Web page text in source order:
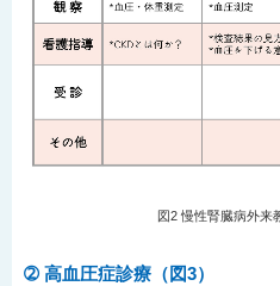
図2 慢性腎臓病外来
➁ 高血圧症診療（図3）